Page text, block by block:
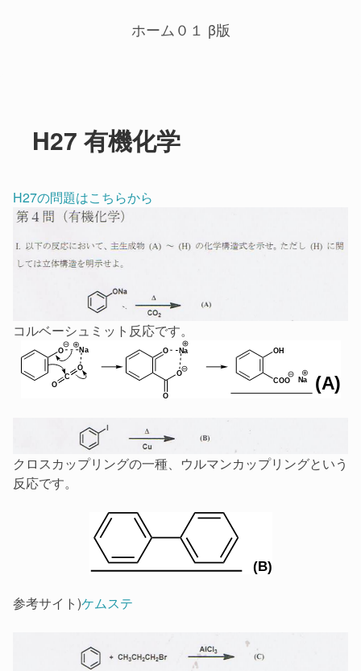
ホーム０１ β版
H27 有機化学
H27の問題はこちらから
コルベーシュミット反応です。
クロスカップリングの一種、ウルマンカップリングという
反応です。
参考サイト)ケムステ